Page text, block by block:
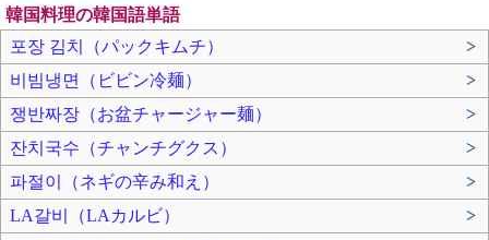
韓国料理の韓国語単語
포장 김치（パックキムチ）
>
비빔냉면（ビビン冷麺）
>
쟁반짜장（お盆チャージャー麺）
>
잔치국수（チャンチグクス）
>
파절이（ネギの辛み和え）
>
LA갈비（LAカルビ）
>